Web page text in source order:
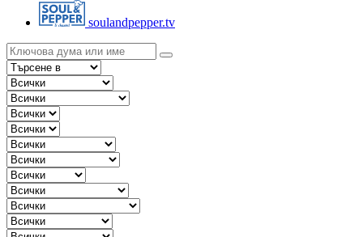
soulandpepper.tv